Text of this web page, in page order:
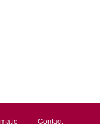
Contact